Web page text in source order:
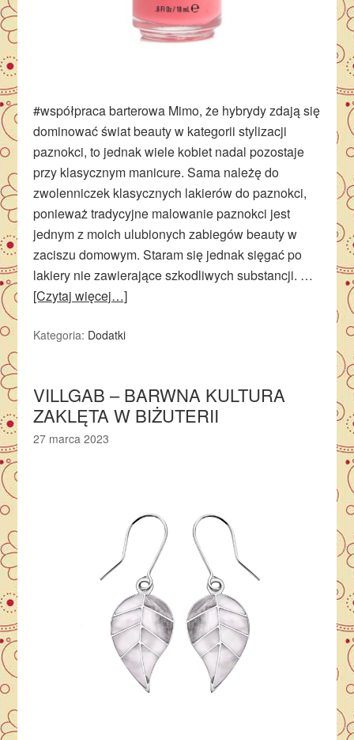
#współpraca barterowa Mimo, że hybrydy zdają się
dominować świat beauty w kategorii stylizacji
paznokci, to jednak wiele kobiet nadal pozostaje
przy klasycznym manicure. Sama należę do
zwolenniczek klasycznych lakierów do paznokci,
ponieważ tradycyjne malowanie paznokci jest
jednym z moich ulubionych zabiegów beauty w
zaciszu domowym. Staram się jednak sięgać po
lakiery nie zawierające szkodliwych substancji. …
[Czytaj więcej…]
Kategoria: Dodatki
VILLGAB – BARWNA KULTURA
ZAKLĘTA W BIŻUTERII
27 marca 2023